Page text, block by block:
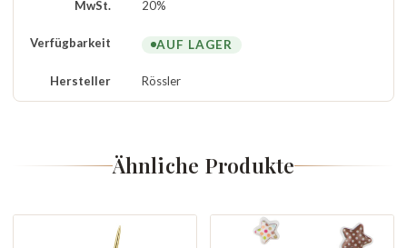
MwSt. 20%
Verfügbarkeit AUF LAGER
Hersteller Rössler
Ähnliche Produkte